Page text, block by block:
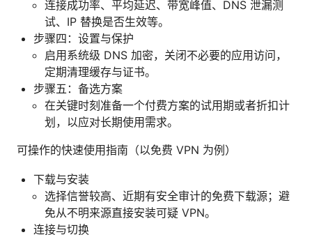
连接成功率、平均延迟、带宽峰值、DNS 泄漏测
试、IP 替换是否生效等。
步骤四：设置与保护
启用系统级 DNS 加密，关闭不必要的应用访问，
定期清理缓存与证书。
步骤五：备选方案
在关键时刻准备一个付费方案的试用期或者折扣计
划，以应对长期使用需求。
可操作的快速使用指南（以免费 VPN 为例）
下载与安装
选择信誉较高、近期有安全审计的免费下载源；避
免从不明来源直接安装可疑 VPN。
连接与切换